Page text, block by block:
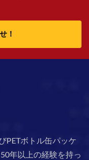
！
PETボトル缶パッケ
年以上の経験を持っ